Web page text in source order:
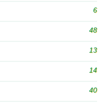
6
48
13
14
40